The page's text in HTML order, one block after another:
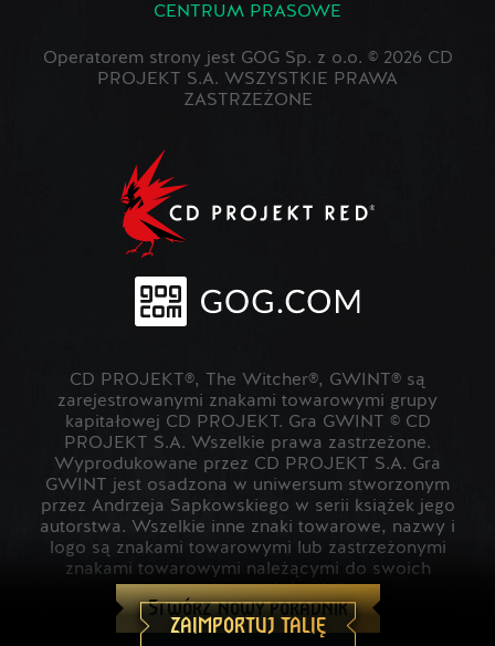
Stwórz nowy poradnik
ZAIMPORTUJ TALIĘ
CENTRUM PRASOWE
Operatorem strony jest GOG Sp. z o.o. © 2026 CD
PROJEKT S.A. WSZYSTKIE PRAWA
ZASTRZEŻONE
CD PROJEKT®, The Witcher®, GWINT® są
zarejestrowanymi znakami towarowymi grupy
kapitałowej CD PROJEKT. Gra GWINT © CD
PROJEKT S.A. Wszelkie prawa zastrzeżone.
Wyprodukowane przez CD PROJEKT S.A. Gra
GWINT jest osadzona w uniwersum stworzonym
przez Andrzeja Sapkowskiego w serii książek jego
autorstwa. Wszelkie inne znaki towarowe, nazwy i
logo są znakami towarowymi lub zastrzeżonymi
znakami towarowymi należącymi do swoich
prawowitych właścicieli.